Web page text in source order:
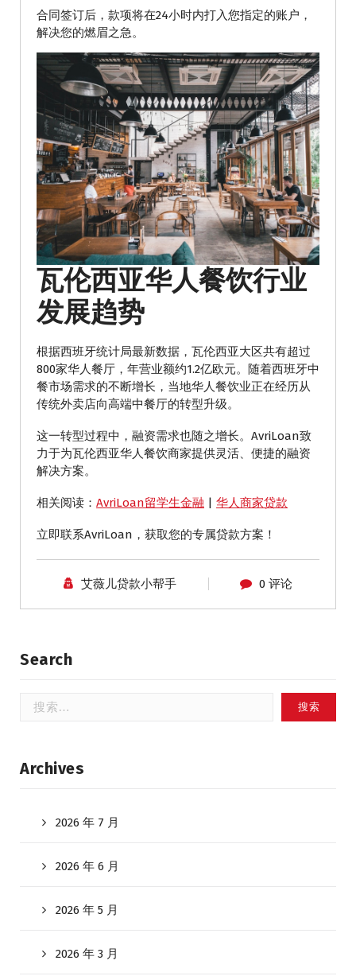
合同签订后，款项将在24小时内打入您指定的账户，
解决您的燃眉之急。
瓦伦西亚华人餐饮行业
发展趋势
根据西班牙统计局最新数据，瓦伦西亚大区共有超过
800家华人餐厅，年营业额约1.2亿欧元。随着西班牙中
餐市场需求的不断增长，当地华人餐饮业正在经历从
传统外卖店向高端中餐厅的转型升级。
这一转型过程中，融资需求也随之增长。AvriLoan致
力于为瓦伦西亚华人餐饮商家提供灵活、便捷的融资
解决方案。
相关阅读： AvriLoan留学生金融 | 华人商家贷款
立即联系AvriLoan，获取您的专属贷款方案！
艾薇儿贷款小帮手 0 评论
Search
Archives
2026 年 7 月
2026 年 6 月
2026 年 5 月
2026 年 3 月